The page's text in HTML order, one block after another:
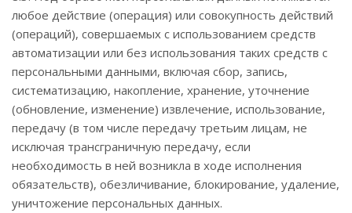
любое действие (операция) или совокупность действий
(операций), совершаемых с использованием средств
автоматизации или без использования таких средств с
персональными данными, включая сбор, запись,
систематизацию, накопление, хранение, уточнение
(обновление, изменение) извлечение, использование,
передачу (в том числе передачу третьим лицам, не
исключая трансграничную передачу, если
необходимость в ней возникла в ходе исполнения
обязательств), обезличивание, блокирование, удаление,
уничтожение персональных данных.